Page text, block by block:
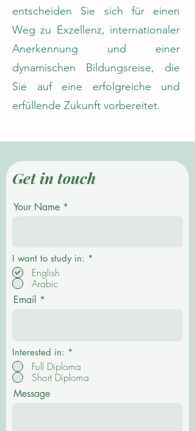
entscheiden Sie sich für einen
Weg zu Exzellenz, internationaler
Anerkennung und einer
dynamischen Bildungsreise, die
Sie auf eine erfolgreiche und
erfüllende Zukunft vorbereitet.
Get in touch
Your Name
I want to study in: *
English
Arabic
Email
Interested in: *
Full Diploma
Short Diploma
Message